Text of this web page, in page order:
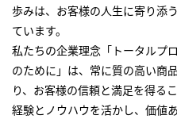
歩みは、お客様の人生に寄り添
ています。
私たちの企業理念「トータルプ
のために」は、常に質の高い商
り、お客様の信頼と満足を得る
経験とノウハウを活かし、価値